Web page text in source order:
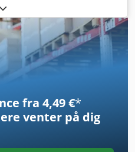
af mærket Nomoco,
Nomoco Model: M
1976 Maks.
slibelængde: 180 mm
180 mm
fra 4,49 €*
venter på dig